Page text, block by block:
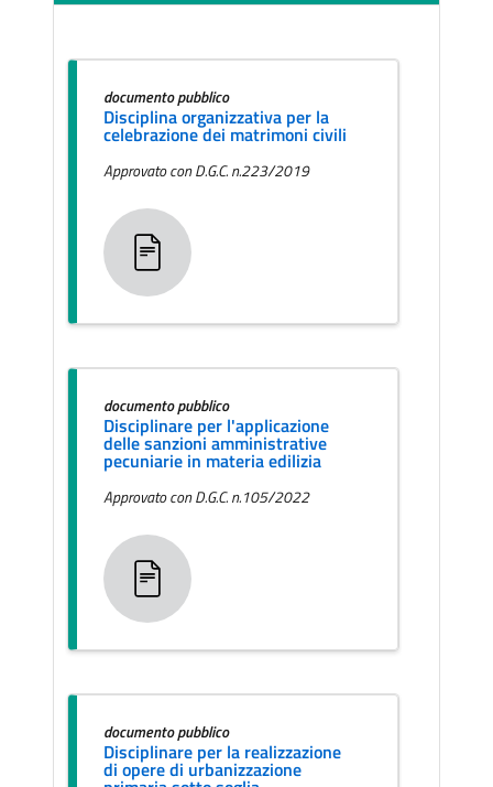
documento pubblico
Disciplina organizzativa per la
celebrazione dei matrimoni civili
Approvato con D.G.C. n.223/2019
documento pubblico
Disciplinare per l'applicazione
delle sanzioni amministrative
pecuniarie in materia edilizia
Approvato con D.G.C. n.105/2022
documento pubblico
Disciplinare per la realizzazione
di opere di urbanizzazione